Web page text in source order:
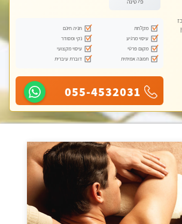
מקלחת
חניה חינם
עיסוי מרגיע
נקי ומסודר
מקום פרטי
עיסוי מקצועי
תמונה אמיתית
דוברת עיברית
055-4532031